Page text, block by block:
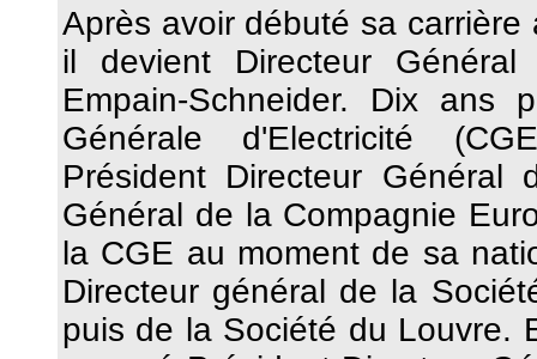
Après avoir débuté sa
il devient Directeur
Empain-Schneider. Dix
Générale d'Electricité
Président Directeur Général
Général de la Compagnie
la CGE au moment de sa
Directeur général de la
puis de la Société du Louvre.